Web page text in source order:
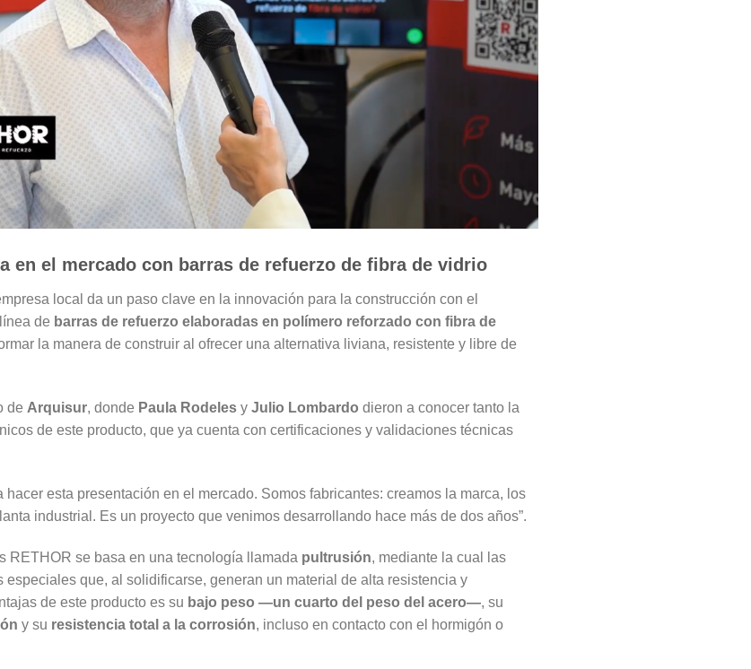
en el mercado con barras de refuerzo de fibra de vidrio
local da un paso clave en la innovación para la construcción con el
de barras de refuerzo elaboradas en polímero reforzado con fibra de
la manera de construir al ofrecer una alternativa liviana, resistente y libre de
de Arquisur, donde Paula Rodeles y Julio Lombardo dieron a conocer tanto la
de este producto, que ya cuenta con certificaciones y validaciones técnicas
hacer esta presentación en el mercado. Somos fabricantes: creamos la marca, los
industrial. Es un proyecto que venimos desarrollando hace más de dos años”.
RETHOR se basa en una tecnología llamada pultrusión, mediante la cual las
que, al solidificarse, generan un material de alta resistencia y
de este producto es su bajo peso —un cuarto del peso del acero—, su
y su resistencia total a la corrosión, incluso en contacto con el hormigón o